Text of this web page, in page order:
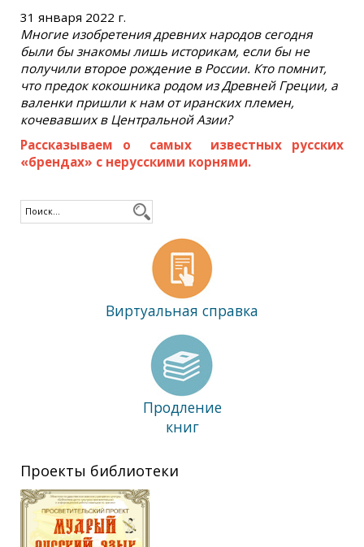
31 января 2022 г.
Многие изобретения древних народов сегодня
были бы знакомы лишь историкам, если бы не
получили второе рождение в России. Кто помнит,
что предок кокошника родом из Древней Греции, а
валенки пришли к нам от иранских племен,
кочевавших в Центральной Азии?
Рассказываем о самых известных русских
«брендах» с нерусскими корнями.
Виртуальная справка
Продление
книг
Проекты библиотеки